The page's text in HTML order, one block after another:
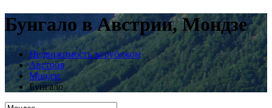
Бунгало в Австрии, Мондзе
Недвижимость за рубежом
Австрия
Мондзе
Бунгало